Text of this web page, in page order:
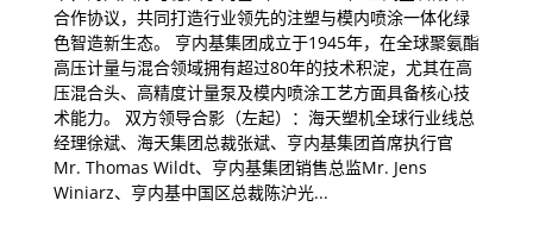
合作协议，共同打造行业领先的注塑与模内喷涂一体化绿
色智造新生态。 亨内基集团成立于1945年，在全球聚氨酯
高压计量与混合领域拥有超过80年的技术积淀，尤其在高
压混合头、高精度计量泵及模内喷涂工艺方面具备核心技
术能力。 双方领导合影（左起）：海天塑机全球行业线总
经理徐斌、海天集团总裁张斌、亨内基集团首席执行官
Mr. Thomas Wildt、亨内基集团销售总监Mr. Jens
Winiarz、亨内基中国区总裁陈沪光...